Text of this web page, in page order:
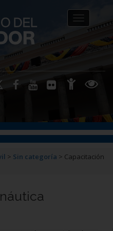
Toggle
> Sin categoría > Capacitación